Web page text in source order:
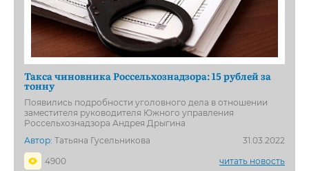
Такса чиновника Россельхознадзора: 15 рублей за
тонну
Появились подробности уголовного дела в отношении
заместителя руководителя Южного управления
Россельхознадзора Андрея Дрыгина
Автор: Татьяна Гусельникова
31.03.2022
4900
читать новость